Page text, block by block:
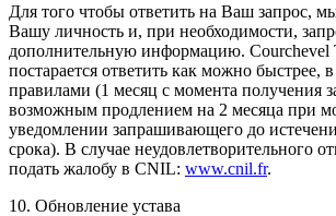
Для того чтобы ответить на Ваш запрос,
Вашу личность и, при необходимости,
дополнительную информацию. Courchevel
постарается ответить как можно быстрее,
правилами (1 месяц с момента получения
возможным продлением на 2 месяца при
уведомлении запрашивающего до
срока). В случае неудовлетворительного
подать жалобу в CNIL: www.cnil.fr.
10. Обновление устава